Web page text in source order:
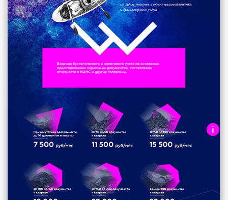
i
Перечень доступных пакетов
(тарифов)